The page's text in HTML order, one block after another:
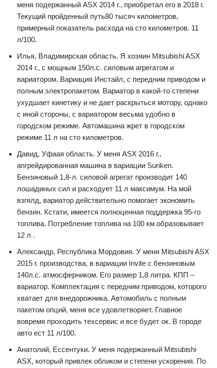
меня подержанный ASX 2014 г., приобретал его в 2018 г.
Текущий пройденный путь80 тысяч километров,
примерный показатель расхода на сто километров. 11
л/100.
Илья, Владимирская область. Я хозяин Mitsubishi ASX
2014 г., с мощным 150л.с. силовым агрегатом и
вариатором. Вариация Инстайл, с передним приводом и
полным электропакетом. Вариатор в какой-то степени
ухудшает кинетику и не дает раскрыться мотору, однако
с иной стороны, с вариатором весьма удобно в
городском режиме. Автомашина жрет в городском
режиме 11 л на сто километров.
Давид, Уфаая область. У меня ASX 2016 г.,
апгрейдированная машина в вариации Suriken.
Бензиновый 1,8-л. силовой агрегат производит 140
лошадиных сил и расходует 11 л максимум. На мой
взгялд, вариатор действительно помогает экономить
бензин. Кстати, имеется полноценная поддержка 95-го
топлива. Потребление топлива на 100 км образовывает
12 л .
Александр, Республика Мордовия. У меня Mitsubishi ASX
2015 г. производства, в вариации Invite с бензиновым
140л.с. атмосферником. Его размер 1,8 литра. КПП –
вариатор. Комплектация с передним приводом, которого
хватает для внедорожника. Автомобиль с полным
пакетом опций, меня все удовлетворяет. Главное
вовремя проходить техсервис и все будет ок. В городе
авто ест 11 л/100.
Анатолий, Ессентуки. У меня подержанный Mitsubishi
ASX, который привлек обликом и степени ускорения. По